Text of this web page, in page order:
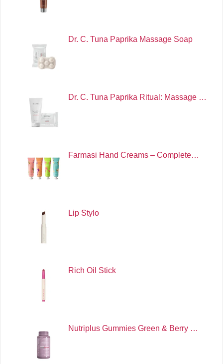
Dr. C. Tuna Paprika Massage Soap
Dr. C. Tuna Paprika Ritual: Massage …
Farmasi Hand Creams – Complete…
Lip Stylo
Rich Oil Stick
Nutriplus Gummies Green & Berry …